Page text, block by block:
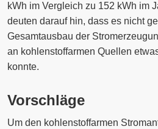
kWh im Vergleich zu 152 kWh im
deuten darauf hin, dass es nicht
Gesamtausbau der
an kohlenstoffarmen Quellen
konnte.
Vorschläge
Um den kohlenstoffarmen